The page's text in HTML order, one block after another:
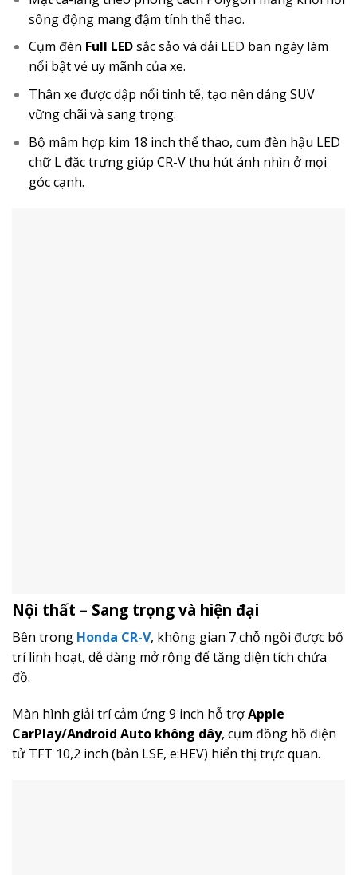
sống động mang đậm tính thể thao.
Cụm đèn Full LEDsắc sảo và dải LED ban ngày làm
nổi bật vẻ uy mãnh của xe.
Thân xe được dập nổi tinh tế, tạo nên dáng SUV
vững chãi và sang trọng.
Bộ mâm hợp kim 18 inch thể thao, cụm đèn hậu LED
chữ L đặc trưng giúp CR-V thu hút ánh nhìn ở mọi
góc cạnh.
Nội thất – Sang trọng và hiện đại
Bên trong Honda CR-V, không gian 7 chỗ ngồi được bố
trí linh hoạt, dễ dàng mở rộng để tăng diện tích chứa
đồ.
Màn hình giải trí cảm ứng 9 inch hỗ trợApple
CarPlay/Android Auto không dây, cụm đồng hồ điện
tử TFT 10,2 inch (bản LSE, e:HEV) hiển thị trực quan.